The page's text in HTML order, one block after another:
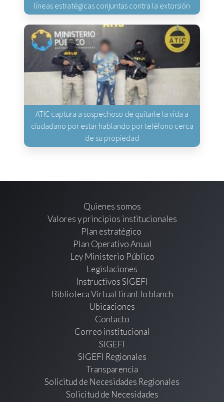
líneas estratégicas conjuntas contra la extorsión
ATIC captura a sospechoso de quitarle la vida a
ciudadano por estar hablando por teléfono cerca
de su propiedad
Quienes somos
Valores y principios institucionales
Plan estratégico
Plan Operativo Anual
Ley Ministerio Público
Legislaciones
Instructivos SIGEFI
Biblioteca Virtual tirant lo blanch
Ubicaciones
Contacto
Correo institucional
SIGEFI
SIGEFI Regionales
Transparencia
Solicitud de Necesidades Regionales
Solicitud de Necesidades